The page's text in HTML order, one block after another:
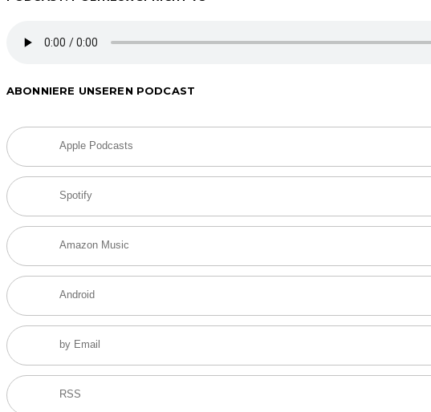
ABONNIERE UNSEREN PODCAST
Apple Podcasts
Spotify
Amazon Music
Android
by Email
RSS